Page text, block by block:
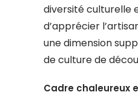
diversité culturelle
d’apprécier
une dimension
de culture de
Cadre chaleureux